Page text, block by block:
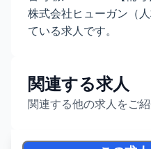
株式会社ヒューガン（
ている求人です。
関連する求人
関連する他の求人をご